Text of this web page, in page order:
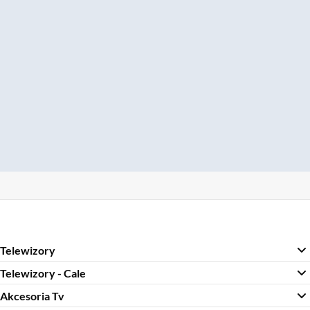
Telewizory
Telewizory - Cale
Akcesoria Tv